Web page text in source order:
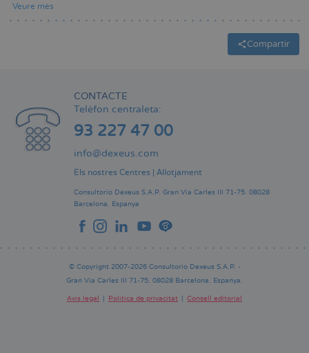
Veure mès
Compartir
CONTACTE
Telèfon centraleta:
93 227 47 00
info@dexeus.com
Els nostres Centres Allotjament
Consultorio Dexeus S.A.P. Gran Via Carles III 71-75. 08028
Barcelona. Espanya
© Copyright 2007-2026 Consultorio Dexeus S.A.P. -
Gran Via Carles III 71-75. 08028 Barcelona. Espanya.
Avís legal Política de privacitat Consell editorial